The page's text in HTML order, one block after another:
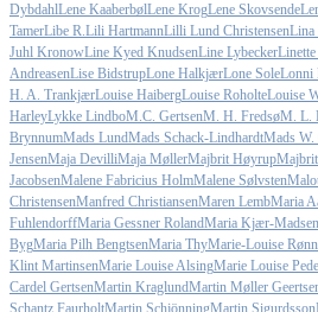
DybdahlLene KaaberbølLene KrogLene Skovsende
TamerLibe R.Lili HartmannLilli Lund ChristensenLina
Juhl KronowLine Kyed KnudsenLine Lybecker
AndreasenLise BidstrupLone HalkjærLone SoleLonni
H. A. TrankjærLouise HaibergLouise RoholteLouise
HarleyLykke LindboM.C. GertsenM. H. FredsøM. L.
BrynnumMads LundMads Schack-LindhardtMads W.
JensenMaja DevilliMaja MøllerMajbrit Høyrup
JacobsenMalene Fabricius HolmMalene Sølvsten
ChristensenManfred ChristiansenMaren LembMaria
FuhlendorffMaria Gessner RolandMaria Kjær-Madsen
BygMaria Pilh BengtsenMaria ThyMarie-Louise
Klint MartinsenMarie Louise AlsingMarie Louise
Cardel GertsenMartin KraglundMartin Møller
Schantz FaurholtMartin SchjönningMartin Sigurdsson